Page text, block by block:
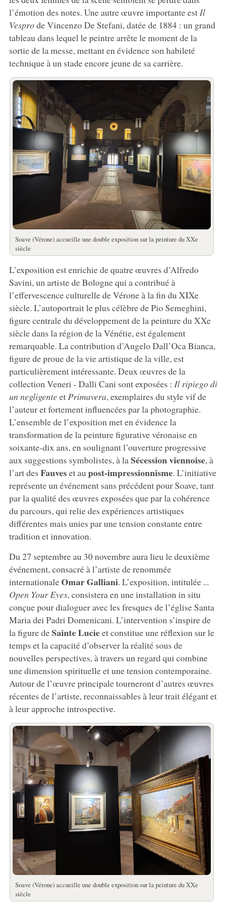
l’émotion des notes. Une autre œuvre importante estIl
Vesprode Vincenzo De Stefani, datée de 1884 : un grand
tableau dans lequel le peintre arrête le moment de la
sortie de la messe, mettant en évidence son habileté
technique à un stade encore jeune de sa carrière.
Soave (Vérone) accueille une double exposition sur la peinture du XXe
siècle
L’exposition est enrichie de quatre œuvres d’Alfredo
Savini, un artiste de Bologne qui a contribué à
l’effervescence culturelle de Vérone à la fin du XIXe
siècle. L’autoportrait le plus célèbre de Pio Semeghini,
figure centrale du développement de la peinture du XXe
siècle dans la région de la Vénétie, est également
remarquable. La contribution d’Angelo Dall’Oca Bianca,
figure de proue de la vie artistique de la ville, est
particulièrement intéressante. Deux œuvres de la
collection Veneri - Dalli Cani sont exposées : Il ripiego di
un negligenteetPrimavera, exemplaires du style vif de
l’auteur et fortement influencées par la photographie.
L’ensemble de l’exposition met en évidence la
transformation de la peinture figurative véronaise en
soixante-dix ans, en soulignant l’ouverture progressive
aux suggestions symbolistes, à laSécession viennoise, à
l’art des Fauveset aupost-impressionnisme. L’initiative
représente un événement sans précédent pour Soave, tant
par la qualité des œuvres exposées que par la cohérence
du parcours, qui relie des expériences artistiques
différentes mais unies par une tension constante entre
tradition et innovation.
Du 27 septembre au 30 novembre aura lieu le deuxième
événement, consacré à l’artiste de renommée
internationaleOmar Galliani. L’exposition, intitulée...
Open Your Eyes, consistera en une installation in situ
conçue pour dialoguer avec les fresques de l’église Santa
Maria dei Padri Domenicani. L’intervention s’inspire de
la figure deSainte Lucieet constitue une réflexion sur le
temps et la capacité d’observer la réalité sous de
nouvelles perspectives, à travers un regard qui combine
une dimension spirituelle et une tension contemporaine.
Autour de l’œuvre principale tourneront d’autres œuvres
récentes de l’artiste, reconnaissables à leur trait élégant et
à leur approche introspective.
Soave (Vérone) accueille une double exposition sur la peinture du XXe
siècle